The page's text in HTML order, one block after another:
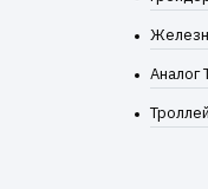
Аналог